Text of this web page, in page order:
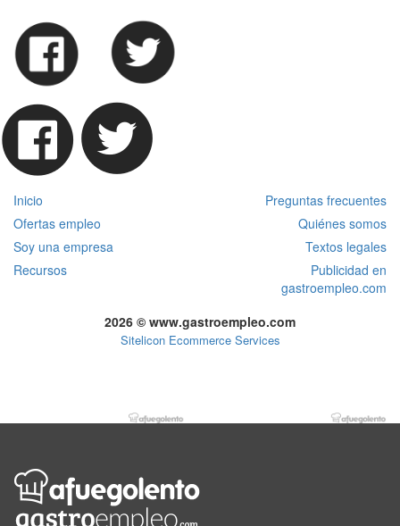
Inicio
Preguntas frecuentes
Ofertas empleo
Quiénes somos
Soy una empresa
Textos legales
Recursos
Publicidad en
gastroempleo.com
2026 © www.gastroempleo.com
Sitelicon Ecommerce Services